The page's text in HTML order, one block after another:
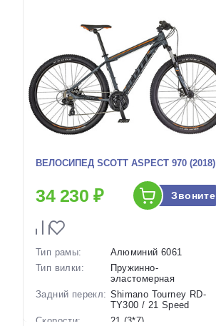
ВЕЛОСИПЕД SCOTT ASPECT 970 (2018)
34 230 ₽ Звоните
Тип рамы:
Алюминий 6061
Тип вилки:
Пружинно-
эластомерная
Задний перекл: Shimano Tourney RD-
TY300 / 21 Speed
Скорости:
21 (3*7)